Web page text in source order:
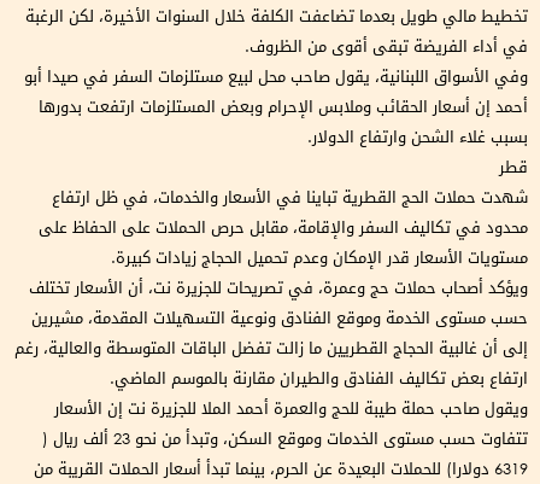
تخطيط مالي طويل بعدما تضاعفت الكلفة خلال السنوات الأخيرة، لكن الرغبة
في أداء الفريضة تبقى أقوى من الظروف.
وفي الأسواق اللبنانية، يقول صاحب محل لبيع مستلزمات السفر في صيدا أبو
أحمد إن أسعار الحقائب وملابس الإحرام وبعض المستلزمات ارتفعت بدورها
بسبب غلاء الشحن وارتفاع الدولار.
قطر
شهدت حملات الحج القطرية تباينا في الأسعار والخدمات، في ظل ارتفاع
محدود في تكاليف السفر والإقامة، مقابل حرص الحملات على الحفاظ على
مستويات الأسعار قدر الإمكان وعدم تحميل الحجاج زيادات كبيرة.
ويؤكد أصحاب حملات حج وعمرة، في تصريحات للجزيرة نت، أن الأسعار تختلف
حسب مستوى الخدمة وموقع الفنادق ونوعية التسهيلات المقدمة، مشيرين
إلى أن غالبية الحجاج القطريين ما زالت تفضل الباقات المتوسطة والعالية، رغم
ارتفاع بعض تكاليف الفنادق والطيران مقارنة بالموسم الماضي.
ويقول صاحب حملة طيبة للحج والعمرة أحمد الملا للجزيرة نت إن الأسعار
تتفاوت حسب مستوى الخدمات وموقع السكن، وتبدأ من نحو 23 ألف ريال (
6319 دولارا) للحملات البعيدة عن الحرم، بينما تبدأ أسعار الحملات القريبة من